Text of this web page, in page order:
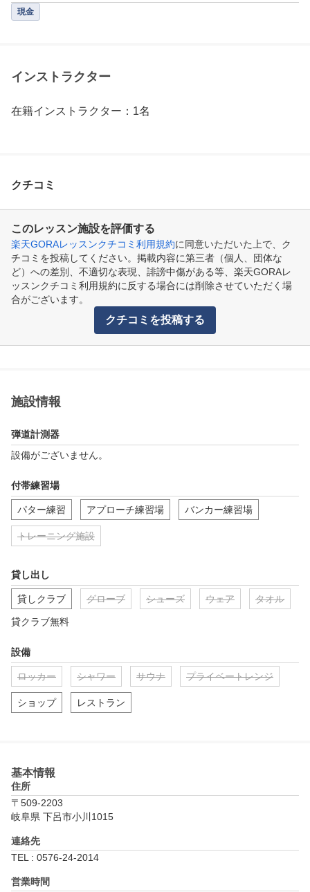
現金
インストラクター
在籍インストラクター：1名
クチコミ
このレッスン施設を評価する
楽天GORAレッスンクチコミ利用規約に同意いただいた上で、ク
チコミを投稿してください。掲載内容に第三者（個人、団体な
ど）への差別、不適切な表現、誹謗中傷がある等、楽天GORAレ
ッスンクチコミ利用規約に反する場合には削除させていただく場
合がございます。
クチコミを投稿する
施設情報
弾道計測器
設備がございません。
付帯練習場
パター練習 アプローチ練習場 バンカー練習場
トレーニング施設
貸し出し
貸しクラブ グローブ シューズ ウェア タオル
貸クラブ無料
設備
ロッカー シャワー サウナ プライベートレンジ
ショップ レストラン
基本情報
住所
〒509-2203
岐阜県 下呂市小川1015
連絡先
TEL : 0576-24-2014
営業時間